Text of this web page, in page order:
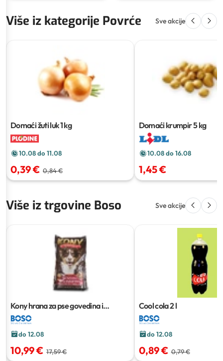
Više iz kategorije Povrće Sve akcije
Domaći žuti luk1 kg
10.08 do 11.08
0,39 € 0,84 €
Domaći krumpir5 kg
10.08 do 16.08
1,45 €
Više iz trgovine Boso Sve akcije
Kony hrana za pse govedina i
svinjetina
do 12.08
10,99 € 17,59 €
Cool cola2 l
do 12.08
0,89 € 0,79 €